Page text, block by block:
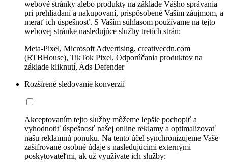
webové stránky alebo produkty na základe Vášho správania
pri prehliadaní a nakupovaní, prispôsobené Vašim záujmom, a
merať ich úspešnosť. S Vaším súhlasom používame na tejto
webovej stránke nasledujúce služby tretích strán:
Meta-Pixel, Microsoft Advertising, creativecdn.com
(RTBHouse), TikTok Pixel, Odporúčania produktov na
základe kliknutí, Ads Defender
Rozšírené sledovanie konverzií
Akceptovaním tejto služby môžeme lepšie pochopiť a
vyhodnotiť úspešnosť našej online reklamy a optimalizovať
našu reklamnú ponuku. Na tento účel synchronizujeme Vaše
zašifrované osobné údaje s nasledujúcimi externými
poskytovateľmi, ak už využívate ich služby: